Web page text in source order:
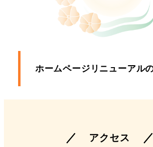
ホームページリニューアル
アクセス